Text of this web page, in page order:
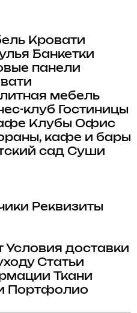
Кровати
Банкетки
панели
мебель
клуб
Гостиницы
Клубы Офис
кафе и бары
сад Суши
Реквизиты
Условия доставки
Статьи
Ткани
Портфолио